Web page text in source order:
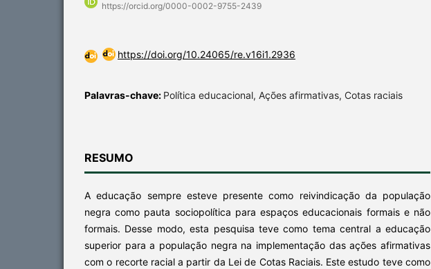
https://orcid.org/0000-0002-9755-2439
https://doi.org/10.24065/re.v16i1.2936
Palavras-chave: Política educacional, Ações afirmativas, Cotas raciais
RESUMO
A educação sempre esteve presente como reivindicação da população
negra como pauta sociopolítica para espaços educacionais formais e não
formais. Desse modo, esta pesquisa teve como tema central a educação
superior para a população negra na implementação das ações afirmativas
com o recorte racial a partir da Lei de Cotas Raciais. Este estudo teve como